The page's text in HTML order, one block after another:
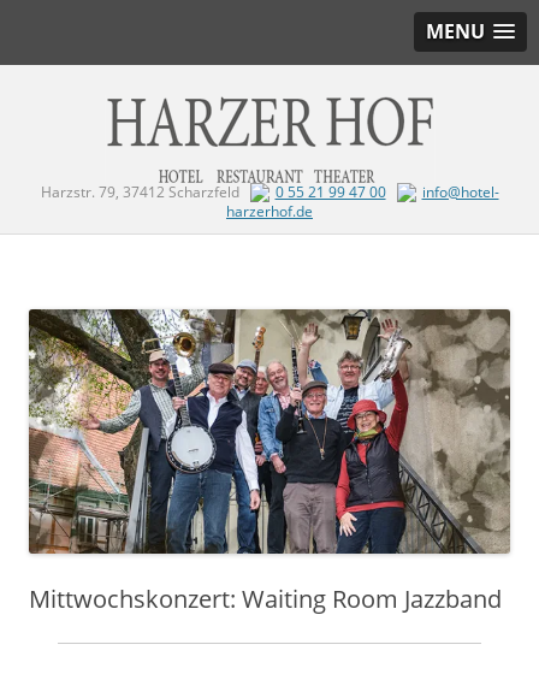
MENU
Harzstr. 79, 37412 Scharzfeld 0 55 21 99 47 00
info@hotel-
harzerhof.de
Mittwochskonzert: Waiting Room Jazzband